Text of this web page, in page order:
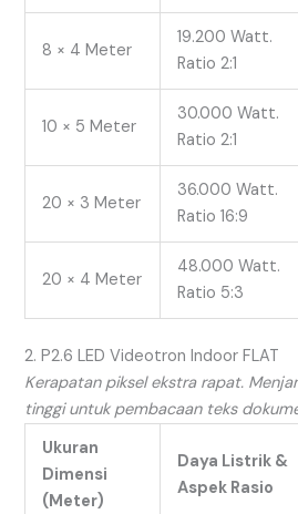
8 × 4 Meter
19.200 Watt.
Ratio 2:1
10 × 5 Meter
30.000 Watt.
Ratio 2:1
20 × 3 Meter
36.000 Watt.
Ratio 16:9
20 × 4 Meter
48.000 Watt.
Ratio 5:3
2. P2.6 LED Videotron Indoor FLAT
Kerapatan piksel ekstra rapat.
tinggi untuk pembacaan teks
Ukuran
Dimensi
(Meter)
Daya Listrik &
Aspek Rasio